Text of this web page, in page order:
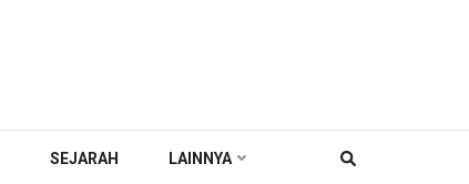
SEJARAH LAINNYA